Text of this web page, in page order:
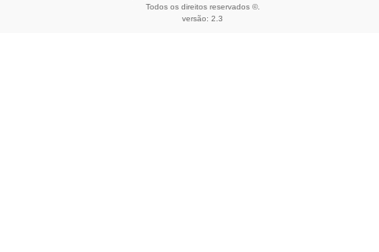
Todos os direitos reservados ©.
versão: 2.3